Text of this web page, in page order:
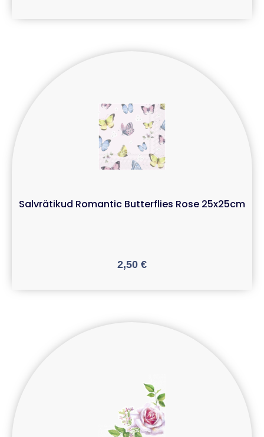
Salvrätikud Romantic Butterflies Rose 25x25cm
2,50 €